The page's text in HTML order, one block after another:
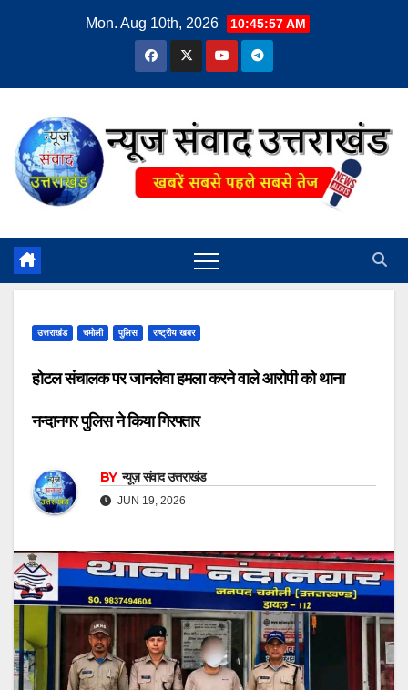
Mon. Aug 10th, 2026 10:45:58 AM
उत्तराखंड चमोली पुलिस राष्ट्रीय खबर
होटल संचालक पर जानलेवा हमला करने वाले आरोपी को थाना
नन्दानगर पुलिस ने किया गिरफ्तार
BY न्यूज़ संवाद उत्तराखंड
JUN 19, 2026